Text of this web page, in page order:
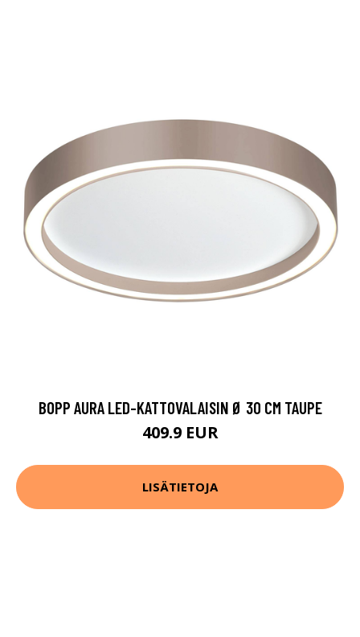
BOPP AURA LED-KATTOVALAISIN Ø 30 CM TAUPE
409.9 EUR
LISÄTIETOJA